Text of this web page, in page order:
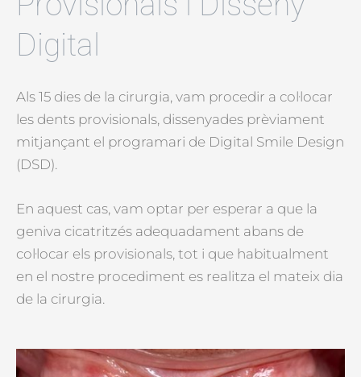
Digital
Als 15 dies de la cirurgia, vam procedir a col·locar
les dents provisionals, dissenyades prèviament
mitjançant el programari de Digital Smile Design
(DSD).
En aquest cas, vam optar per esperar a que la
geniva cicatritzés adequadament abans de
col·locar els provisionals, tot i que habitualment
en el nostre procediment es realitza el mateix dia
de la cirurgia.